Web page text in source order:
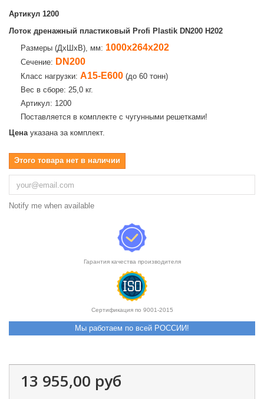
Артикул 1200
Лоток дренажный пластиковый Profi Plastik DN200 H202
Размеры (ДхШхВ), мм: 1000х264х202
Сечение: DN200
Класс нагрузки: А15-E600 (до 60 тонн)
Вес в сборе: 25,0 кг.
Артикул: 1200
Поставляется в комплекте с чугунными решетками!
Ценауказана за комплект.
Этого товара нет в наличии
Notify me when available
Гарантия качества производителя
Сертификация по 9001-2015
Мы работаем по всей РОССИИ!
13 955,00 руб